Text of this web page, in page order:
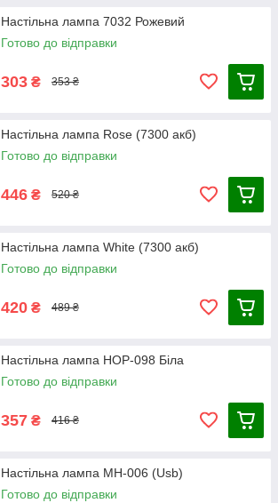
Настільна лампа 7032 Рожевий
Готово до відправки
303 ₴ 353 ₴
Настільна лампа Rose (7300 акб)
Готово до відправки
446 ₴ 520 ₴
Настільна лампа White (7300 акб)
Готово до відправки
420 ₴ 489 ₴
Настільна лампа HOP-098 Біла
Готово до відправки
357 ₴ 416 ₴
Настільна лампа MH-006 (Usb)
Готово до відправки